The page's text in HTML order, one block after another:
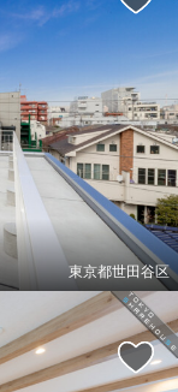
東京都世田谷区